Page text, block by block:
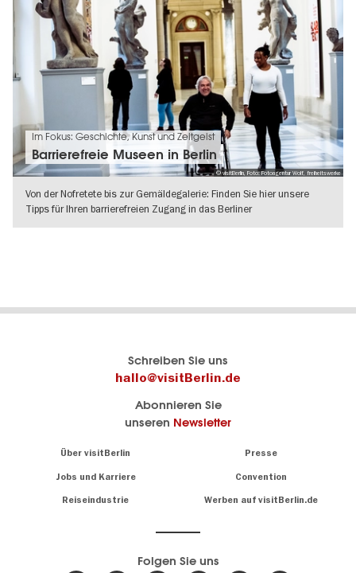
© visitBerlin, Foto: Fotoagentur Wolf, freiheitswerke
Im Fokus: Geschichte, Kunst und Zeitgeist
Barrierefreie Museen in Berlin
Von der Nofretete bis zur Gemäldegalerie: Finden Sie hier unsere
Tipps für Ihren barrierefreien Zugang in das Berliner
Schreiben Sie uns
hallo@visitBerlin.de
Abonnieren Sie
unseren Newsletter
Über visitBerlin Presse
Jobs und Karriere Convention
Reiseindustrie Werben auf visitBerlin.de
sind
für Sie da.
Tickets
Insidertipps
Folgen Sie uns